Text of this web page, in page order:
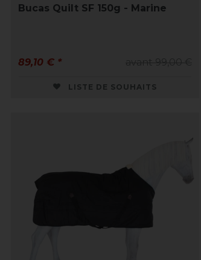
Bucas Quilt SF 150g - Marine
89,10 € *
LISTE DE SOUHAITS